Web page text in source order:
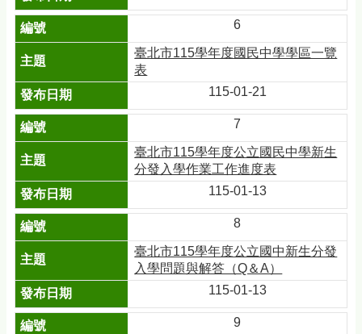
6
臺北市115學年度國民中學學區一覽
表
115-01-21
7
臺北市115學年度公立國民中學新生
分發入學作業工作進度表
115-01-13
8
臺北市115學年度公立國中新生分發
入學問題與解答（Q＆A）
115-01-13
9